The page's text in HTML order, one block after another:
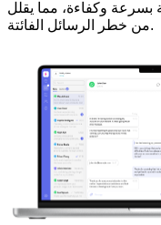
بسرعة وكفاءة، مما يقلل
من خطر الرسائل الفائتة.